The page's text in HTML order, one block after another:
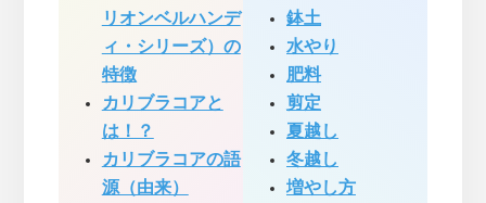
リオンベルハンデ
ィ・シリーズ）の
特徴
カリブラコアと
は！？
カリブラコアの語
源（由来）
鉢土
水やり
肥料
剪定
夏越し
冬越し
増やし方